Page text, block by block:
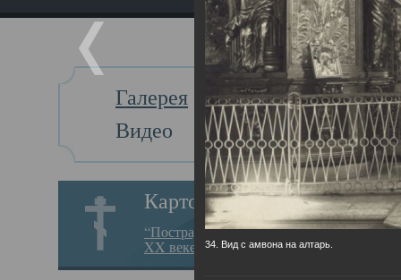
Галерея
Видео
Картотека
“Пострадавшие за веру в
XX веке на Севере”
Главная
34. Вид с амвона на алтарь.